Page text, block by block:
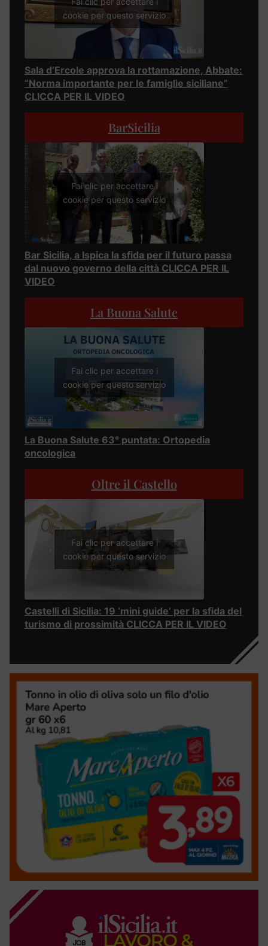
cookie per questo servizio
Sala d’Ercole approva la rottamazione, Abbate:
“Norma importante per le famiglie siciliane”
CLICCA PER IL VIDEO
BarSicilia
Fai clic per accettare i
cookie per questo servizio
Bar Sicilia, a Ispica la sfida per il futuro passa
dal nuovo governo della città CLICCA PER IL
VIDEO
La Buona Salute
Fai clic per accettare i
cookie per questo servizio
La Buona Salute 63° puntata: Ortopedia
oncologica
Oltre il Castello
Fai clic per accettare i
cookie per questo servizio
Castelli di Sicilia: 19 ‘mini guide’ per la sfida del
turismo di prossimità CLICCA PER IL VIDEO